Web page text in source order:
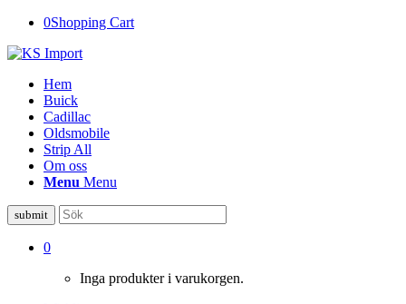
0Shopping Cart
Hem
Buick
Cadillac
Oldsmobile
Strip All
Om oss
Menu Menu
0
Inga produkter i varukorgen.